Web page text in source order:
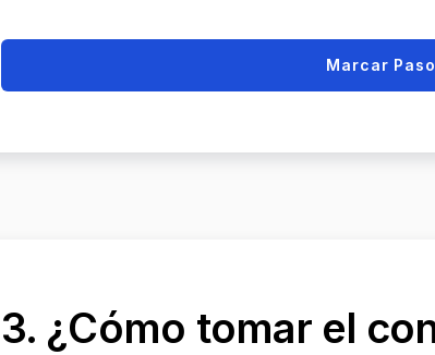
Marcar
3. ¿Cómo tomar el